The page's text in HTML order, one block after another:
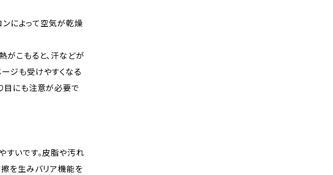
によって空気が乾燥
がこもると、汗などが
ジも受けやすくなる
目にも注意が必要で
すいです。皮脂や汚れ
を生みバリア機能を